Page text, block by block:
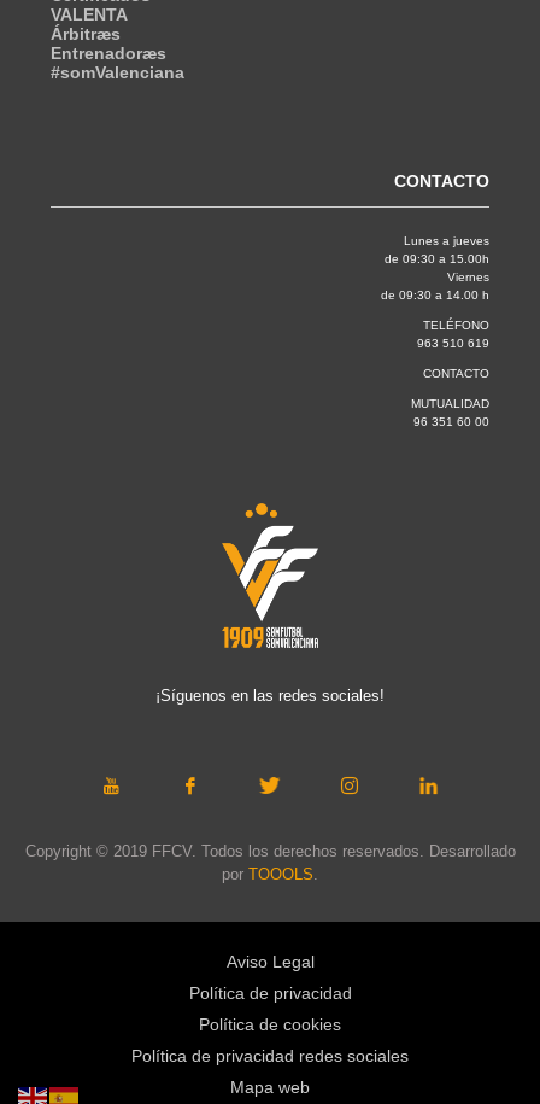
VALENTA
Árbitræs
Entrenadoræs
#somValenciana
CONTACTO
Lunes a jueves
de 09:30 a 15.00h
Viernes
de 09:30 a 14.00 h
TELÉFONO
963 510 619
CONTACTO
MUTUALIDAD
96 351 60 00
¡Síguenos en las redes sociales!
Copyright © 2019 FFCV. Todos los derechos reservados. Desarrollado
por TOOOLS.
Aviso Legal
Política de privacidad
Política de cookies
Política de privacidad redes sociales
Mapa web